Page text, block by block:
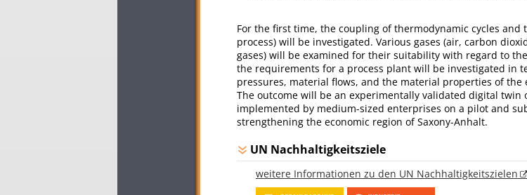
For the first time, the coupling of thermodynamic cycles
process) will be investigated. Various gases (air, carbon
gases) will be examined for their suitability with regard to
the requirements for a process plant will be investigated in
pressures, material flows, and the material properties of the
The outcome will be an experimentally validated digital twin
implemented by medium-sized enterprises on a pilot and
strengthening the economic region of Saxony-Anhalt.
UN Nachhaltigkeitsziele
weitere Informationen zu den UN Nachhaltigkeitszielen